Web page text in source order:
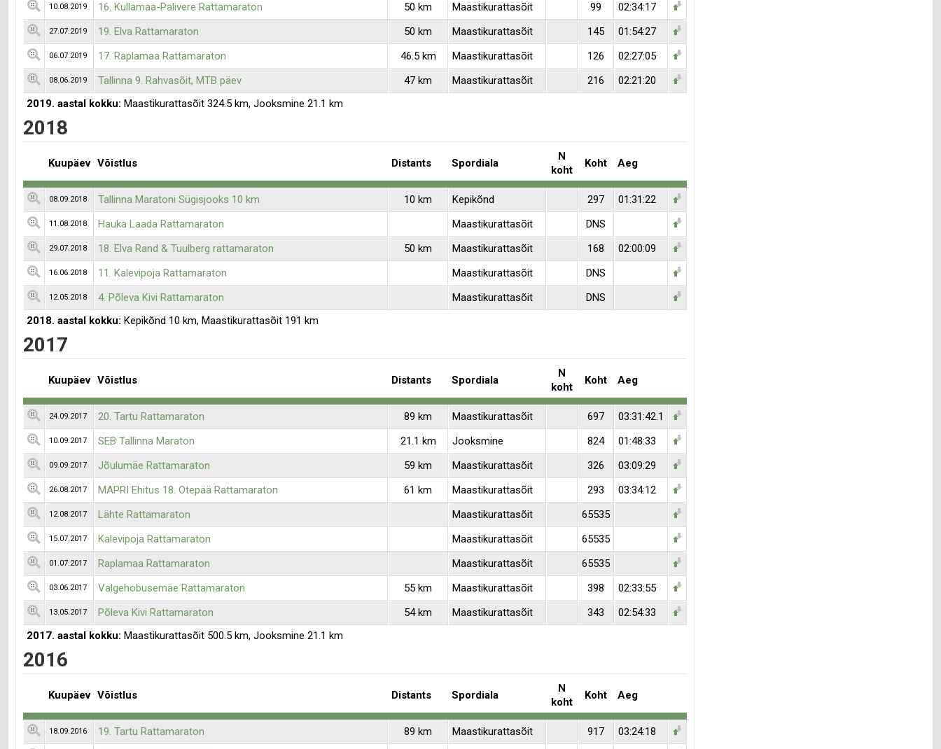
10.08.2019 16. Kullamaa-Palivere Rattamaraton 50 km Maastikurattasõit 99 02:34:17
27.07.2019 19. Elva Rattamaraton 50 km Maastikurattasõit 145 01:54:27
06.07.2019 17. Raplamaa Rattamaraton 46.5 km Maastikurattasõit 126 02:27:05
08.06.2019 Tallinna 9. Rahvasõit, MTB päev 47 km Maastikurattasõit 216
02:21:20
2019. aastal kokku: Maastikurattasõit 324.5 km, Jooksmine 21.1 km
2018
Kuupäev Võistlus Distants Spordiala
N
koht
Koht Aeg
08.09.2018 Tallinna Maratoni Sügisjooks 10 km 10 km Kepikõnd 297 01:31:22
11.08.2018 Hauka Laada Rattamaraton Maastikurattasõit DNS
29.07.2018 18. Elva Rand & Tuulberg rattamaraton 50 km Maastikurattasõit 168 02:00:09
16.06.2018 11. Kalevipoja Rattamaraton Maastikurattasõit DNS
12.05.2018 4. Põleva Kivi Rattamaraton Maastikurattasõit
DNS
2018. aastal kokku: Kepikõnd 10 km, Maastikurattasõit 191 km
2017
Kuupäev Võistlus Distants Spordiala
N
koht
Koht Aeg
24.09.2017 20. Tartu Rattamaraton 89 km Maastikurattasõit 697 03:31:42.1
10.09.2017 SEB Tallinna Maraton 21.1 km Jooksmine 824 01:48:33
09.09.2017 Jõulumäe Rattamaraton 59 km Maastikurattasõit 326 03:09:29
26.08.2017 MAPRI Ehitus 18. Otepää Rattamaraton 61 km Maastikurattasõit 293 03:34:12
12.08.2017 Lähte Rattamaraton Maastikurattasõit 65535
15.07.2017 Kalevipoja Rattamaraton Maastikurattasõit 65535
01.07.2017 Raplamaa Rattamaraton Maastikurattasõit 65535
03.06.2017 Valgehobusemäe Rattamaraton 55 km Maastikurattasõit 398 02:33:55
13.05.2017 Põleva Kivi Rattamaraton 54 km Maastikurattasõit 343
02:54:33
2017. aastal kokku: Maastikurattasõit 500.5 km, Jooksmine 21.1 km
2016
Kuupäev Võistlus Distants Spordiala
N
koht
Koht Aeg
18.09.2016 19. Tartu Rattamaraton 89 km Maastikurattasõit 917 03:24:18